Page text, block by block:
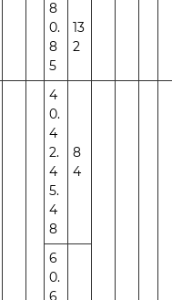
8
0.
8
5
13
2
4
0.
4
2.
4
5.
4
8
8
4
6
0.
6